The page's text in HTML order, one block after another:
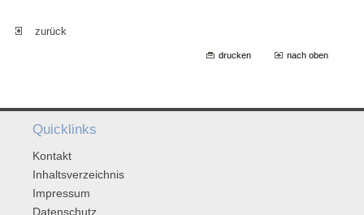
zurück
drucken nach oben
Quicklinks
Kontakt
Inhaltsverzeichnis
Impressum
Datenschutz